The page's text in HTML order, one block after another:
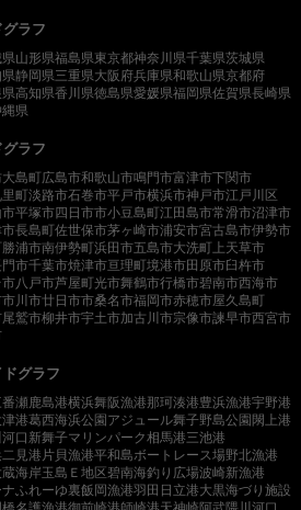
ラフ
山形県福島県東京都神奈川県千葉県茨城県
静岡県三重県大阪府兵庫県和歌山県京都府
高知県香川県徳島県愛媛県福岡県佐賀県長崎県
県
ラフ
大島町広島市和歌山市鳴門市富津市下関市
里町淡路市石巻市平戸市横浜市神戸市江戸川区
平塚市四日市市小豆島町江田島市常滑市沼津市
長島町佐世保市茅ヶ崎市浦安市宮古島市伊勢市
勝浦市南伊勢町浜田市五島市大洗町 上天草市
市千葉市焼津市亘理町境港市田原市臼杵市
八戸市芦屋町光市舞鶴市行橋市碧南市西海市
市川市廿日市市桑名市福岡市赤穂市屋久島町
尾鷲市柳井市宇土市加古川市宗像市諫早市西宮市
グラフ
番瀬 鹿島港横浜舞阪漁港那珂湊港豊浜漁港宇野港
津港葛西海浜公園アジュール舞子野島公園閖上港
口 新舞子マリンパーク相馬港三池港
二見港 片貝漁港平和島ボートレース場野北漁港
蔵海岸玉島Ｅ地区碧南海釣り広場波崎新漁港
ふれーゆ裏飯岡漁港羽田 日立港大黒海づり施設